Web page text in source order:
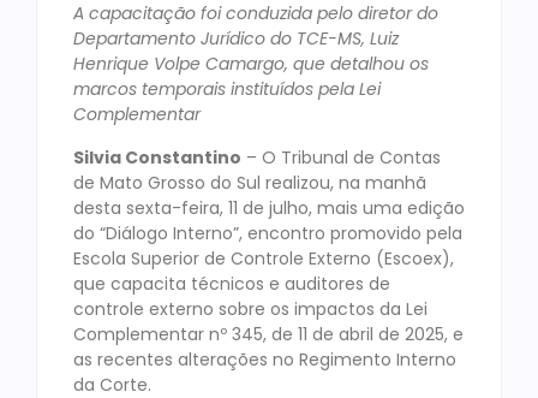
A capacitação foi conduzida pelo diretor do
Departamento Jurídico do TCE-MS, Luiz
Henrique Volpe Camargo, que detalhou os
marcos temporais instituídos pela Lei
Complementar
Silvia Constantino – O Tribunal de Contas
de Mato Grosso do Sul realizou, na manhã
desta sexta-feira, 11 de julho, mais uma edição
do “Diálogo Interno”, encontro promovido pela
Escola Superior de Controle Externo (Escoex),
que capacita técnicos e auditores de
controle externo sobre os impactos da Lei
Complementar nº 345, de 11 de abril de 2025, e
as recentes alterações no Regimento Interno
da Corte.